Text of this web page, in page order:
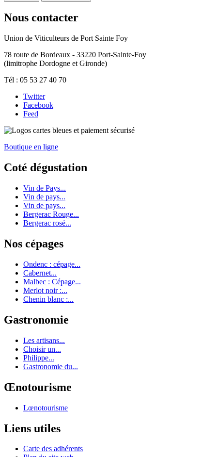
Nous contacter
Union de Viticulteurs de Port Sainte Foy
78 route de Bordeaux - 33220 Port-Sainte-Foy
(limitrophe Dordogne et Gironde)
Tél : 05 53 27 40 70
Twitter
Facebook
Feed
Boutique en ligne
Coté dégustation
Vin de Pays...
Vin de pays...
Vin de pays...
Bergerac Rouge...
Bergerac rosé...
Nos cépages
Ondenc : cépage...
Cabernet...
Malbec : Cépage...
Merlot noir :...
Chenin blanc :...
Gastronomie
Les artisans...
Choisir un...
Philippe...
Gastronomie du...
Œnotourisme
Lœnotourisme
Liens utiles
Carte des adhérents